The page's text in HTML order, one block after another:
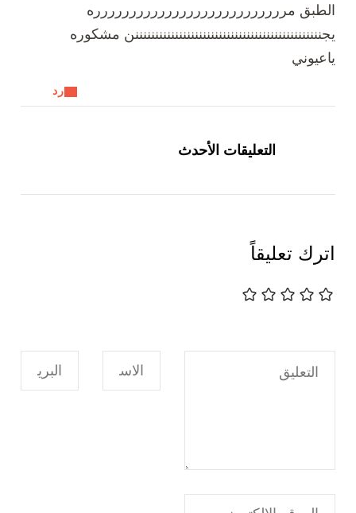
رد
الطبق مررررررررررررررررررررررررررره
يجنننننننننننننننننننننننننننننننننننننننننننننننن مشكوره
ياعيوني
التعليقاتالتعليقات الأحدث
اترك تعليقاً